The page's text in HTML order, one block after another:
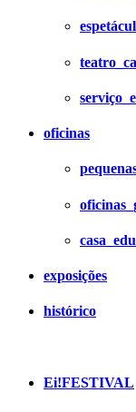
oficinas
exposições
histórico
Ei!FESTIVAL